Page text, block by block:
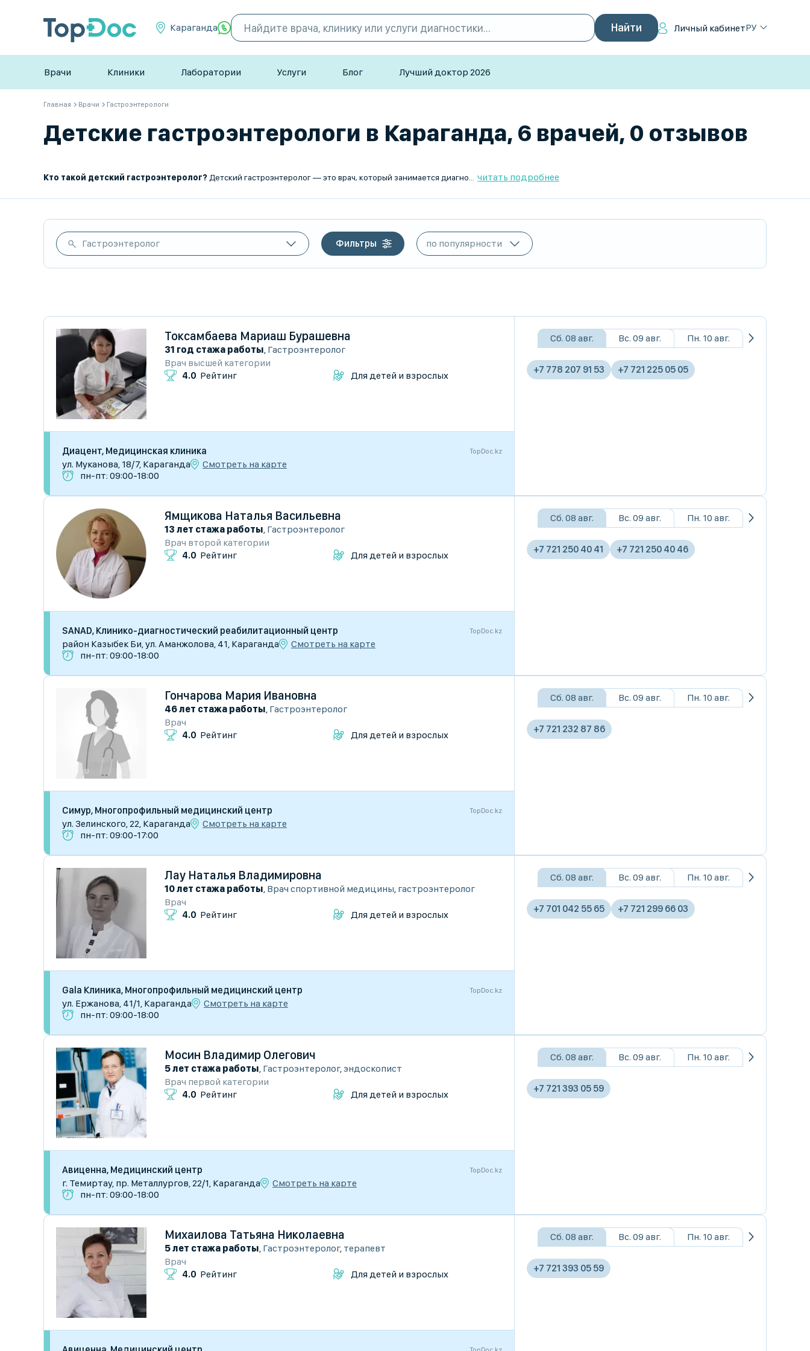
Караганда Личный кабинетРУ
Врачи Клиники Лаборатории Услуги Блог Лучший доктор 2026
Главная Врачи Гастроэнтерологи
Детские гастроэнтерологи в Караганда, 6 врачей, 0 отзывов
Кто такой детский гастроэнтеролог? Детский гастроэнтеролог — это врач, который занимается диагностикой, лечением и профилактикой заболеваний желудочно-кишечного тракта у детей. Он помогает выявить и устранить проблемы с пищеварением, метаболизмом и усвоением питательных веществ. читать подробнее
Гастроэнтеролог Фильтры
Токсамбаева Мариаш Бурашевна
31 год стажа работы, Гастроэнтеролог
Врач высшей категории
4.0 Рейтинг Для детей и взрослых
Диацент, Медицинская клиника
ул. Муканова, 18/7, Караганда
Смотреть на карте
пн-пт: 09:00-18:00
TopDoc.kz
Сб. 08 авг. Вс. 09 авг. Пн. 10 авг.
+7 778 207 91 53 +7 721 225 05 05
Ямщикова Наталья Васильевна
13 лет стажа работы, Гастроэнтеролог
Врач второй категории
4.0 Рейтинг Для детей и взрослых
SANAD, Клинико-диагностический реабилитационный центр
район Казыбек Би, ул. Аманжолова, 41, Караганда
Смотреть на карте
пн-пт: 09:00-18:00
TopDoc.kz
Сб. 08 авг. Вс. 09 авг. Пн. 10 авг.
+7 721 250 40 41 +7 721 250 40 46
Гончарова Мария Ивановна
46 лет стажа работы, Гастроэнтеролог
Врач
4.0 Рейтинг Для детей и взрослых
Симур, Многопрофильный медицинский центр
ул. Зелинского, 22, Караганда
Смотреть на карте
пн-пт: 09:00-17:00
TopDoc.kz
Сб. 08 авг. Вс. 09 авг. Пн. 10 авг.
+7 721 232 87 86
Лау Наталья Владимировна
10 лет стажа работы, Врач спортивной медицины, гастроэнтеролог
Врач
4.0 Рейтинг Для детей и взрослых
Gala Клиника, Многопрофильный медицинский центр
ул. Ержанова, 41/1, Караганда
Смотреть на карте
пн-пт: 09:00-18:00
TopDoc.kz
Сб. 08 авг. Вс. 09 авг. Пн. 10 авг.
+7 701 042 55 65 +7 721 299 66 03
Мосин Владимир Олегович
5 лет стажа работы, Гастроэнтеролог, эндоскопист
Врач первой категории
4.0 Рейтинг Для детей и взрослых
Авиценна, Медицинский центр
г. Темиртау, пр. Металлургов, 22/1, Караганда
Смотреть на карте
пн-пт: 09:00-18:00
TopDoc.kz
Сб. 08 авг. Вс. 09 авг. Пн. 10 авг.
+7 721 393 05 59
Михаилова Татьяна Николаевна
5 лет стажа работы, Гастроэнтеролог, терапевт
Врач
4.0 Рейтинг Для детей и взрослых
Сб. 08 авг. Вс. 09 авг. Пн. 10 авг.
+7 721 393 05 59